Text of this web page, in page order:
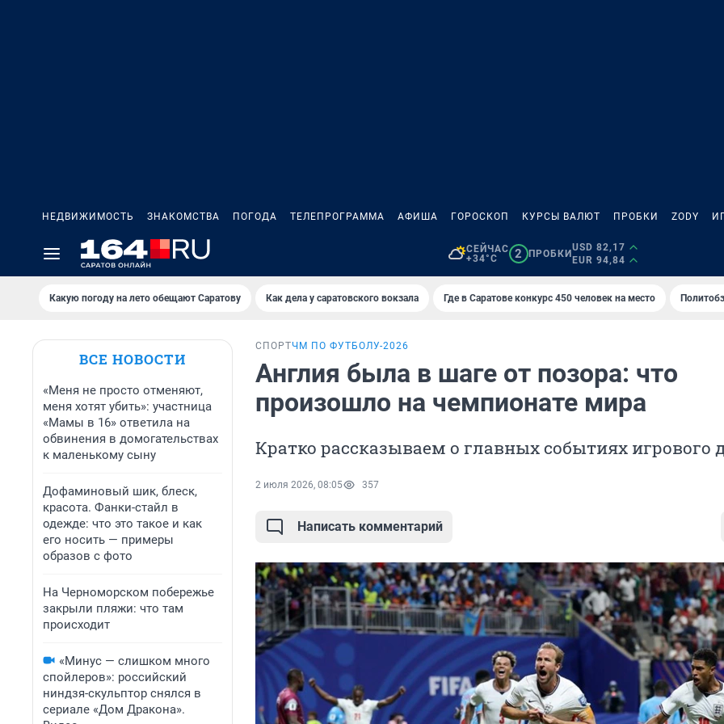
НЕДВИЖИМОСТЬ ЗНАКОМСТВА ПОГОДА ТЕЛЕПРОГРАММА АФИША ГОРОСКОП КУРСЫ ВАЛЮТ ПРОБКИ ZODY
СЕЙЧАС
+34°C
2 ПРОБКИ
USD 82,17
EUR 94,84
Какую погоду на лето обещают Саратову Как дела у саратовского вокзала Где в Саратове конкурс 450 человек на место
ВСЕ НОВОСТИ
«Меня не просто отменяют,
меня хотят убить»: участница
«Мамы в 16» ответила на
обвинения в домогательствах
к маленькому сыну
Дофаминовый шик, блеск,
красота. Фанки-стайл в
одежде: что это такое и как
его носить — примеры
образов с фото
На Черноморском побережье
закрыли пляжи: что там
происходит
«Минус — слишком много
спойлеров»: российский
ниндзя-скульптор снялся в
сериале «Дом Дракона».
СПОРТЧМ ПО ФУТБОЛУ-2026
Англия была в шаге от позора: что
произошло на чемпионате мира
Кратко рассказываем о главных событиях игрового
2 июля 2026, 08:05 357
Написать комментарий